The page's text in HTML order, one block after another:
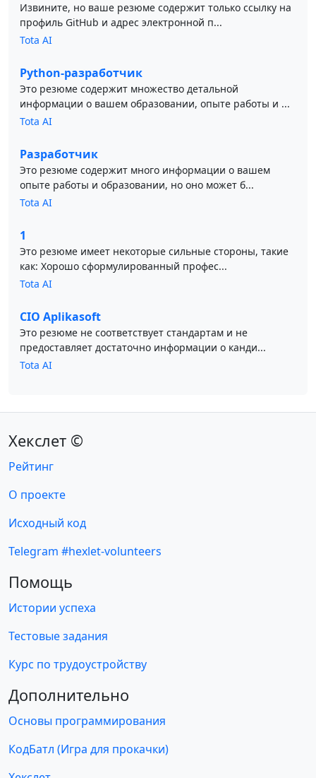
Извините, но ваше резюме содержит только ссылку на
профиль GitHub и адрес электронной п...
Tota AI
Python-разработчик
Это резюме содержит множество детальной
информации о вашем образовании, опыте работы и ...
Tota AI
Разработчик
Это резюме содержит много информации о вашем
опыте работы и образовании, но оно может б...
Tota AI
1
Это резюме имеет некоторые сильные стороны, такие
как: Хорошо сформулированный профес...
Tota AI
CIO Aplikasoft
Это резюме не соответствует стандартам и не
предоставляет достаточно информации о канди...
Tota AI
Хекслет ©
Рейтинг
О проекте
Исходный код
Telegram #hexlet-volunteers
Помощь
Истории успеха
Тестовые задания
Курс по трудоустройству
Дополнительно
Основы программирования
КодБатл (Игра для прокачки)